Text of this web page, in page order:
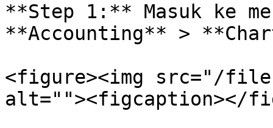
**Step 1:** Masuk ke
**Accounting** >
<figure><img src="/files/
alt=""><figcaption></